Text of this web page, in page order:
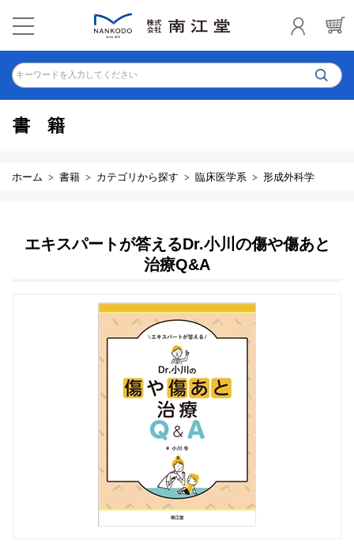
キーワードを入力してください
書籍
ホーム 書籍 カテゴリから探す 臨床医学系 形成外科学
エキスパートが答えるDr.小川の傷や傷あと
治療Q&A